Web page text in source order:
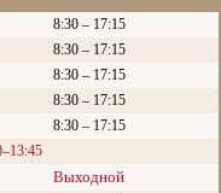
8:30 – 17:15
8:30 – 17:15
8:30 – 17:15
8:30 – 17:15
8:30 – 17:15
Выходной